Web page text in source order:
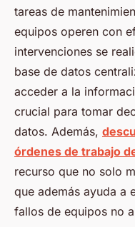
tareas de
equipos operen con
intervenciones se
base de datos
acceder a la
crucial para tomar
datos. Además,
órdenes de trabajo
recurso que no solo
que además ayuda a
fallos de equipos no